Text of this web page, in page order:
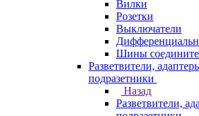
Вилки
Розетки
Выключатели
Шины
Разветвители,
подразетники
Назад
Разветвители,